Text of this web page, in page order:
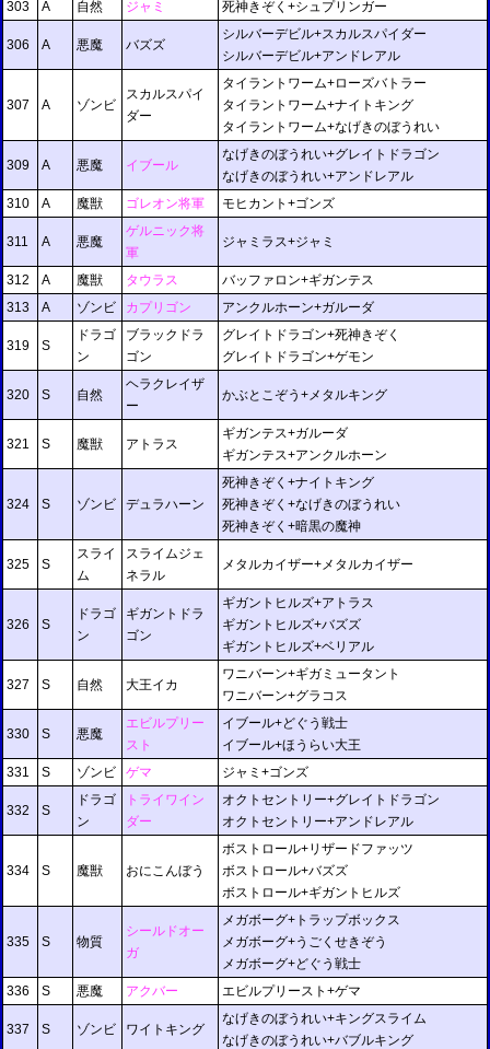
303 A 自然 ジャミ 死神きぞく+シュプリンガー
306 A 悪魔 バズズ
シルバーデビル+スカルスパイダー
シルバーデビル+アンドレアル
307 A ゾンビ
スカルスパイ
ダー
タイラントワーム+ローズバトラー
タイラントワーム+ナイトキング
タイラントワーム+なげきのぼうれい
309 A 悪魔 イブール
なげきのぼうれい+グレイトドラゴン
なげきのぼうれい+アンドレアル
310
A 魔獣 ゴレオン将軍 モヒカント+ゴンズ
311 A 悪魔
ゲルニック将
軍
ジャミラス+ジャミ
312 A 魔獣 タウラス
バッファロン+ギガンテス
313
A ゾンビ カプリゴン アンクルホーン+ガルーダ
319 S
ドラゴ
ン
ブラックドラ
ゴン
グレイトドラゴン+死神きぞく
グレイトドラゴン+ゲモン
320 S 自然
ヘラクレイザ
ー
かぶとこぞう+メタルキング
321 S 魔獣 アトラス
ギガンテス+ガルーダ
ギガンテス+アンクルホーン
324 S ゾンビ デュラハーン
死神きぞく+ナイトキング
死神きぞく+なげきのぼうれい
死神きぞく+暗黒の魔神
325 S
スライ
ム
スライムジェ
ネラル
メタルカイザー+メタルカイザー
326 S
ドラゴ
ン
ギガントドラ
ゴン
ギガントヒルズ+アトラス
ギガントヒルズ+バズズ
ギガントヒルズ+ベリアル
327 S 自然 大王イカ
ワニバーン+ギガミュータント
ワニバーン+グラコス
330 S 悪魔
エビルプリー
スト
イブール+どぐう戦士
イブール+ほうらい大王
331
S ゾンビ ゲマ ジャミ+ゴンズ
332 S
ドラゴ
ン
トライワイン
ダー
オクトセントリー+グレイトドラゴン
オクトセントリー+アンドレアル
334 S 魔獣 おにこんぼう
ボストロール+リザードファッツ
ボストロール+バズズ
ボストロール+ギガントヒルズ
335 S 物質
シールドオー
ガ
メガボーグ+トラップボックス
メガボーグ+うごくせきぞう
メガボーグ+どぐう戦士
336
S 悪魔 アクバー エビルプリースト+ゲマ
337 S ゾンビ ワイトキング
なげきのぼうれい+キングスライム
なげきのぼうれい+バブルキング